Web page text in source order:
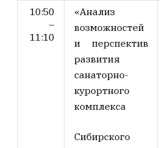
10:50
–
11:10
«Анализ
возможностей
и перспектив
развития
санаторно-
курортного
комплекса
Сибирского